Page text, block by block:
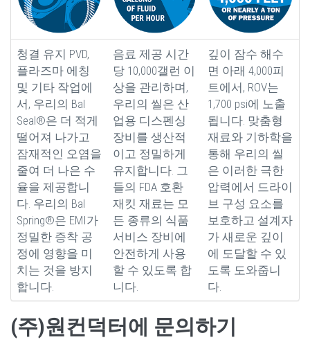
청결 유지 PVD,
플라즈마 에칭
및 기타 작업에
서, 우리의 Bal
Seal®은 더 적게
떨어져 나가고
잠재적인 오염을
줄여 더 나은 수
율을 제공합니
다. 우리의 Bal
Spring®은 EMI가
정밀한 증착 공
정에 영향을 미
치는 것을 방지
합니다.
음료 제공 시간
당 10,000갤런 이
상을 관리하며,
우리의 씰은 산
업용 디스펜싱
장비를 생산적
이고 정밀하게
유지합니다. 그
들의 FDA 호환
재킷 재료는 모
든 종류의 식품
서비스 장비에
안전하게 사용
할 수 있도록 합
니다.
깊이 잠수 해수
면 아래 4,000피
트에서, ROV는
1,700 psi에 노출
됩니다. 맞춤형
재료와 기하학을
통해 우리의 씰
은 이러한 극한
압력에서 드라이
브 구성 요소를
보호하고 설계자
가 새로운 깊이
에 도달할 수 있
도록 도와줍니
다.
(주)원컨덕터에 문의하기